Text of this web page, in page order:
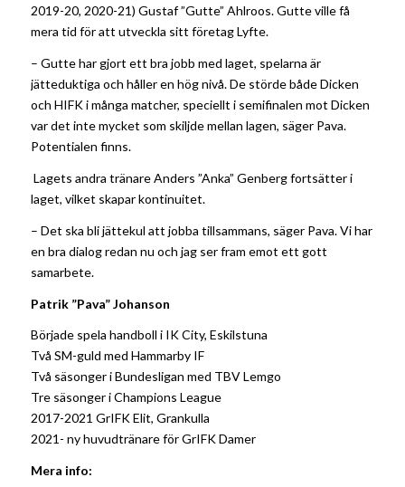
2019-20, 2020-21) Gustaf ”Gutte” Ahlroos. Gutte ville få
mera tid för att utveckla sitt företag Lyfte.
– Gutte har gjort ett bra jobb med laget, spelarna är
jätteduktiga och håller en hög nivå. De störde både Dicken
och HIFK i många matcher, speciellt i semifinalen mot Dicken
var det inte mycket som skiljde mellan lagen, säger Pava.
Potentialen finns.
Lagets andra tränare Anders ”Anka” Genberg fortsätter i
laget, vilket skapar kontinuitet.
– Det ska bli jättekul att jobba tillsammans, säger Pava. Vi har
en bra dialog redan nu och jag ser fram emot ett gott
samarbete.
Patrik ”Pava” Johanson
Började spela handboll i IK City, Eskilstuna
Två SM-guld med Hammarby IF
Två säsonger i Bundesligan med TBV Lemgo
Tre säsonger i Champions League
2017-2021 GrIFK Elit, Grankulla
2021- ny huvudtränare för GrIFK Damer
Mera info: